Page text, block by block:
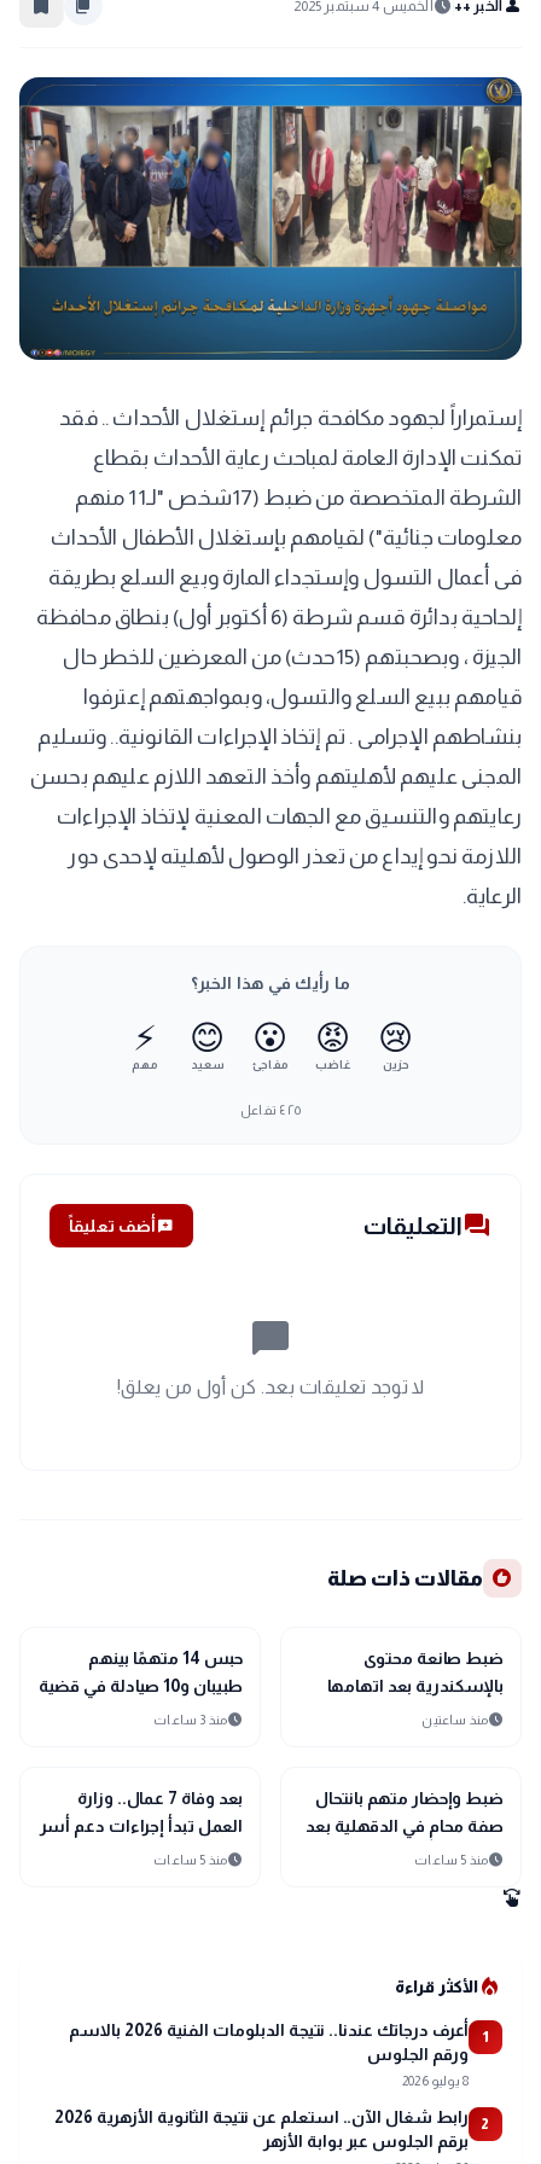
person الخبر ++ schedule الخميس 4 سبتمبر 2025 content_copy
bookmark_border
إستمراراً لجهود مكافحة جرائم إستغلال الأحداث .. فقد
تمكنت الإدارة العامة لمباحث رعاية الأحداث بقطاع
الشرطة المتخصصة من ضبط (17شخص "لـ11 منهم
معلومات جنائية") لقيامهم بإستغلال الأطفال الأحداث
فى أعمال التسول وإستجداء المارة وبيع السلع بطريقة
إلحاحية بدائرة قسم شرطة (6 أكتوبر أول) بنطاق محافظة
الجيزة ، وبصحبتهم (15حدث) من المعرضين للخطر حال
قيامهم ببيع السلع والتسول، وبمواجهتهم إعترفوا
بنشاطهم الإجرامى . تم إتخاذ الإجراءات القانونية.. وتسليم
المجنى عليهم لأهليتهم وأخذ التعهد اللازم عليهم بحسن
رعايتهم والتنسيق مع الجهات المعنية لإتخاذ الإجراءات
اللازمة نحو إيداع من تعذر الوصول لأهليته لإحدى دور
الرعاية.
ما رأيك في هذا الخبر؟
😢
حزين
😡
غاضب
😮
مفاجئ
😊
سعيد
⚡
مهم
٤٢٥ تفاعل
forumالتعليقات add_commentأضف تعليقاً
chat_bubble_outline
لا توجد تعليقات بعد. كن أول من يعلق!
recommend مقالات ذات صلة
gavel
حوادث ومحاكم
ضبط صانعة محتوى
بالإسكندرية بعد اتهامها
بنشر فيديوهات مخالفة
scheduleمنذ ساعتين
gavel
حوادث ومحاكمحبس 14 متهمًا بينهم
طبيبان و10 صيادلة في قضية
تصنيع مواد مخدرة داخل
scheduleمنذ 3 ساعات
gavel
حوادث ومحاكم
ضبط وإحضار متهم بانتحال
صفة محامٍ في الدقهلية بعد
بلاغات تتهمه بالتزوير
scheduleمنذ 5 ساعات
gavel
حوادث ومحاكمبعد وفاة 7 عمال.. وزارة
العمل تبدأ إجراءات دعم أسر
الضحايا والمصابين
scheduleمنذ 5 ساعات
swipe
local_fire_departmentالأكثر قراءة
1
أعرف درجاتك عندنا.. نتيجة الدبلومات الفنية 2026 بالاسم
ورقم الجلوس
8 يوليو 2026
2
رابط شغال الآن.. استعلم عن نتيجة الثانوية الأزهرية 2026
برقم الجلوس عبر بوابة الأزهر